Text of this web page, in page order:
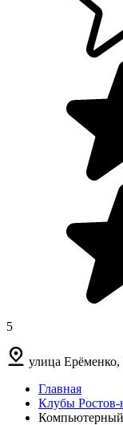
5
улица Ерёменко,
Главная
Клубы